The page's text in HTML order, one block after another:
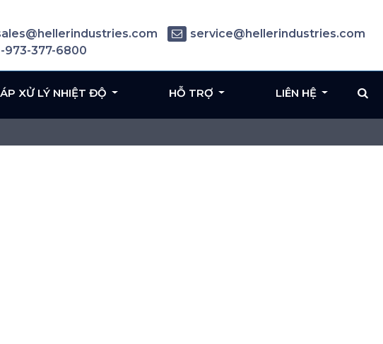
service@hellerindustries.com
973-377-6800
XỬ LÝ NHIỆT ĐỘ HỖ TRỢ LIÊN HỆ